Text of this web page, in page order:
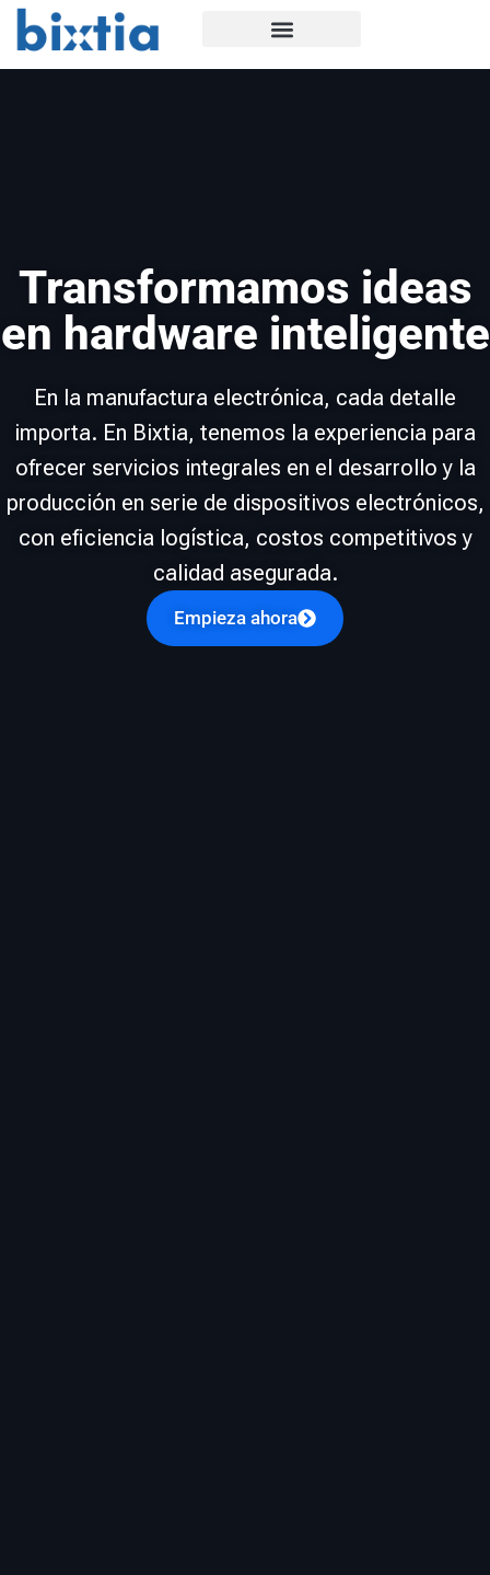
Transformamos ideas
en hardware inteligente
En la manufactura electrónica, cada detalle
importa. En Bixtia, tenemos la experiencia para
ofrecer servicios integrales en el desarrollo y la
producción en serie de dispositivos electrónicos,
con eficiencia logística, costos competitivos y
calidad asegurada.
Empieza ahora